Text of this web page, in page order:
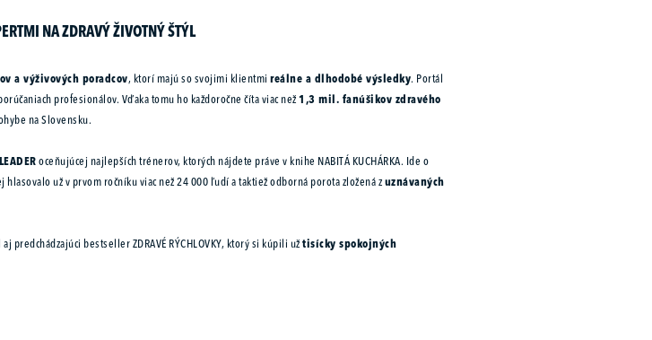
NA ZDRAVÝ ŽIVOTNÝ ŠTÝL
a výživových poradcov, ktorí majú so svojimi klientmi reálne a dlhodobé výsledky. Portál
profesionálov. Vďaka tomu ho každoročne číta viac než 1,3 mil. fanúšikov zdravého
na Slovensku.
oceňujúcej najlepších trénerov, ktorých nájdete práve v knihe NABITÁ KUCHÁRKA. Ide o
hlasovalo už v prvom ročníku viac než 24 000 ľudí a taktiež odborná porota zložená z uznávaných
aj predchádzajúci bestseller ZDRAVÉ RÝCHLOVKY, ktorý si kúpili už tisícky spokojných